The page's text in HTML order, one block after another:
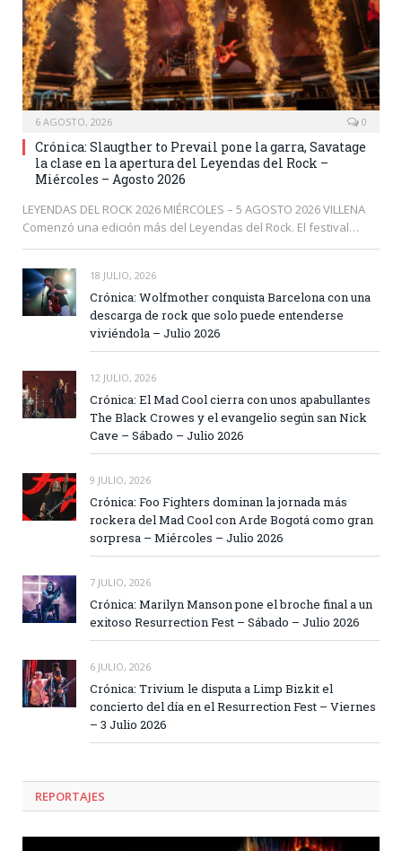
6 AGOSTO, 2026 0
Crónica: Slaugther to Prevail pone la garra, Savatage
la clase en la apertura del Leyendas del Rock –
Miércoles – Agosto 2026
LEYENDAS DEL ROCK 2026 MIÉRCOLES – 5 AGOSTO 2026 VILLENA
Comenzó una edición más del Leyendas del Rock. El festival…
18 JULIO, 2026
Crónica: Wolfmother conquista Barcelona con una
descarga de rock que solo puede entenderse
viviéndola – Julio 2026
12 JULIO, 2026
Crónica: El Mad Cool cierra con unos apabullantes
The Black Crowes y el evangelio según san Nick
Cave – Sábado – Julio 2026
9 JULIO, 2026
Crónica: Foo Fighters dominan la jornada más
rockera del Mad Cool con Arde Bogotá como gran
sorpresa – Miércoles – Julio 2026
7 JULIO, 2026
Crónica: Marilyn Manson pone el broche final a un
exitoso Resurrection Fest – Sábado – Julio 2026
6 JULIO, 2026
Crónica: Trivium le disputa a Limp Bizkit el
concierto del día en el Resurrection Fest – Viernes
– 3 Julio 2026
REPORTAJES